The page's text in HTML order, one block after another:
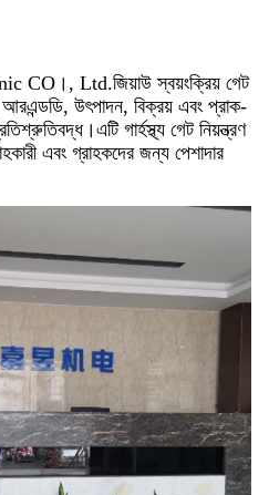
CO।, Ltd.জিয়াউ স্বয়ংক্রিয় গেট
উৎপাদন, বিক্রয় এবং প্রাক-
গার্হস্থ্য গেট নিয়ন্ত্রণ
এবং গ্রাহকদের জন্য পেশাদার